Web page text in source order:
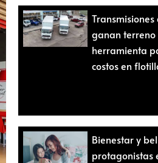
ganan terreno
herramienta
costos en
Bienestar y
protagonistas